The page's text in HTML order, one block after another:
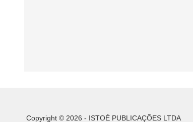
Copyright © 2026 - ISTOÉ PUBLICAÇÕES LTDA